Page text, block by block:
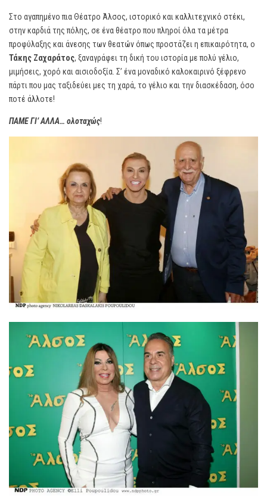
Στο αγαπημένο πια Θέατρο Άλσος, ιστορικό και καλλιτεχνικό στέκι,
στην καρδιά της πόλης, σε ένα θέατρο που πληροί όλα τα μέτρα
προφύλαξης και άνεσης των θεατών όπως προστάζει η επικαιρότητα, ο
Τάκης Ζαχαράτος, ξαναγράφει τη δική του ιστορία με πολύ γέλιο,
μιμήσεις, χορό και αισιοδοξία. Σ’ ένα μοναδικό καλοκαιρινό ξέφρενο
πάρτι που μας ταξιδεύει μες τη χαρά, το γέλιο και την διασκέδαση, όσο
ποτέ άλλοτε!
ΠΑΜΕ ΓΙ’ ΑΛΛΑ… ολοταχώς!